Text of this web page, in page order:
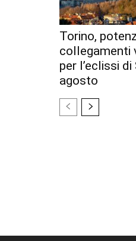
Torino,
collegamenti
per l’eclissi
agosto